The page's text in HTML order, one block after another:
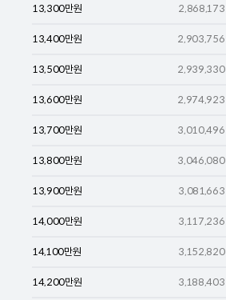
13,300만원 2,868,173
13,400만원 2,903,756
13,500만원 2,939,330
13,600만원 2,974,923
13,700만원 3,010,496
13,800만원 3,046,080
13,900만원 3,081,663
14,000만원 3,117,236
14,100만원 3,152,820
14,200만원 3,188,403